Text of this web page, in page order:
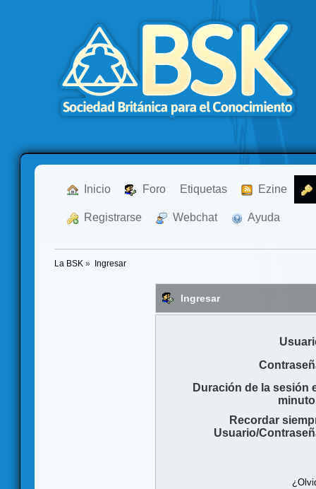
Inicio Foro Etiquetas Ezine
Registrarse Webchat Ayuda
La BSK » Ingresar
Ingresar
Duración de la sesión
Recordar
Usuario/